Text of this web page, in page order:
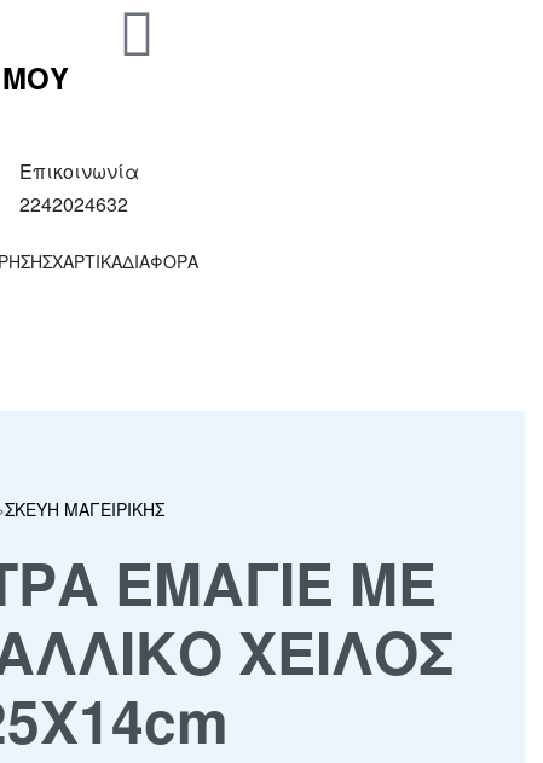
ΜΟΥ
Επικοινωνία
2242024632
ΧΑΡΤΙΚΑΔΙΑΦΟΡΑ
ΣΚΕΥΗ ΜΑΓΕΙΡΙΚΗΣ
ΕΜΑΓΙΕ ΜΕ
ΧΕΙΛΟΣ